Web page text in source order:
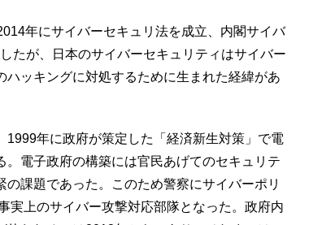
年にサイバーセキュリ法を成立、内閣サイバ
たが、日本のサイバーセキュリティはサイバー
ッキングに対処するために生まれた経緯があ
年に政府が策定した「経済新生対策」で電
電子政府の構築には官民あげてのセキュリテ
課題であった。このため警察にサイバーポリ
実上のサイバー攻撃対応部隊となった。政府内